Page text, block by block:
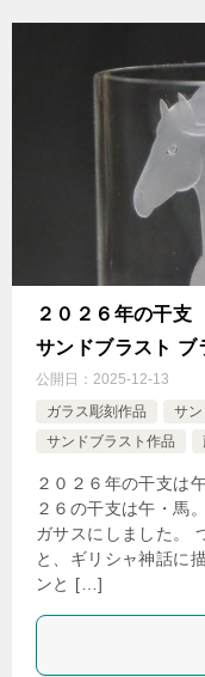
２０２６年の干
サンドブラスト ブ
公開日： 2025-12-13
ガラス彫刻作品
サ
サンドブラスト作品
２０２６年の干支は
２６の干支は午・馬
ガサスにしました。
と、ギリシャ神話に
ンと […]